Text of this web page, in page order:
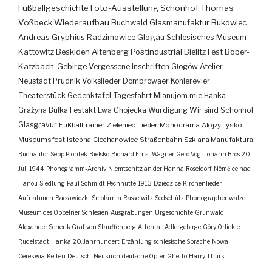
Fußballgeschichte Foto-AusstellungSchönhofThomas
VoßbeckWiederaufbau Buchwald Glasmanufaktur Bukowiec
Andreas Gryphius Radzimowice Glogau Schlesisches Museum
Kattowitz Beskiden Altenberg Postindustrial Bielitz Fest Bober-
Katzbach-Gebirge Vergessene Inschriften Głogów Atelier
Neustadt Prudnik Volkslieder Dombrowaer Kohlerevier
Theaterstück Gedenktafel Tagesfahrt Mianujom mie Hanka
Grażyna Bułka Festakt Ewa Chojecka Würdigung Wir sind Schönhof
Glasgravur Fußballtrainer Zieleniec Lieder Monodrama Alojzy Lysko
Museumsfest Istebna Ciechanowice Straßenbahn Szklana Manufaktura
Buchautor Sepp Piontek Bielsko Richard Ernst Wagner Gero Vogl Johann Bros 20.
Juli 1944 Phonogramm-Archiv Niemtschitz an der Hanna Roseldorf Némčice nad
Hanou Siedlung Paul Schmidt Pechhütte 1913 Dziedzice Kirchenlieder
Aufnahmen Racławiczki Smolarnia Rasselwitz Sedschütz Phonographenwalze
Museum des Oppelner Schlesien Ausgrabungen Urgeschichte Grunwald
Alexander Schenk Graf von Stauffenberg Attentat Adlergebirge Góry Orlickie
Rudelstadt Hanka 20. Jahrhundert Erzählung schlesische Sprache Nowa
Cerekwia Kelten Deutsch-Neukirch deutsche Opfer Ghetto Harry Thürk